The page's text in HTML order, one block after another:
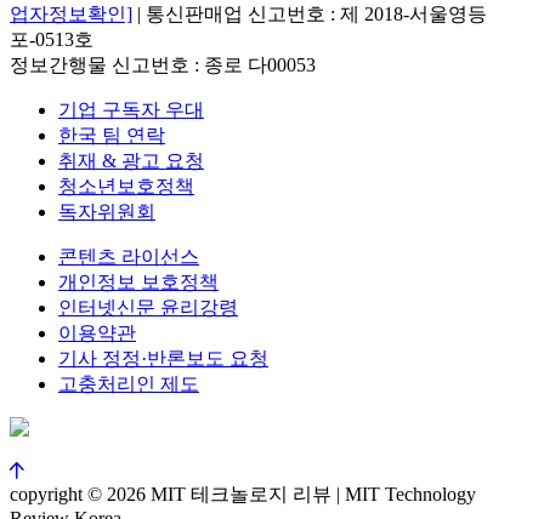
업자정보확인] | 통신판매업 신고번호 : 제 2018-서울영등
포-0513호
정보간행물 신고번호 : 종로 다00053
기업 구독자 우대
한국 팀 연락
취재 & 광고 요청
청소년보호정책
독자위원회
콘텐츠 라이선스
개인정보 보호정책
인터넷신문 윤리강령
이용약관
기사 정정·반론보도 요청
고충처리인 제도
copyright © 2026 MIT 테크놀로지 리뷰 | MIT Technology